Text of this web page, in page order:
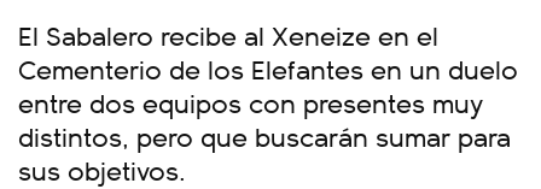
El Sabalero recibe al Xeneize en el
Cementerio de los Elefantes en un duelo
entre dos equipos con presentes muy
distintos, pero que buscarán sumar para
sus objetivos.